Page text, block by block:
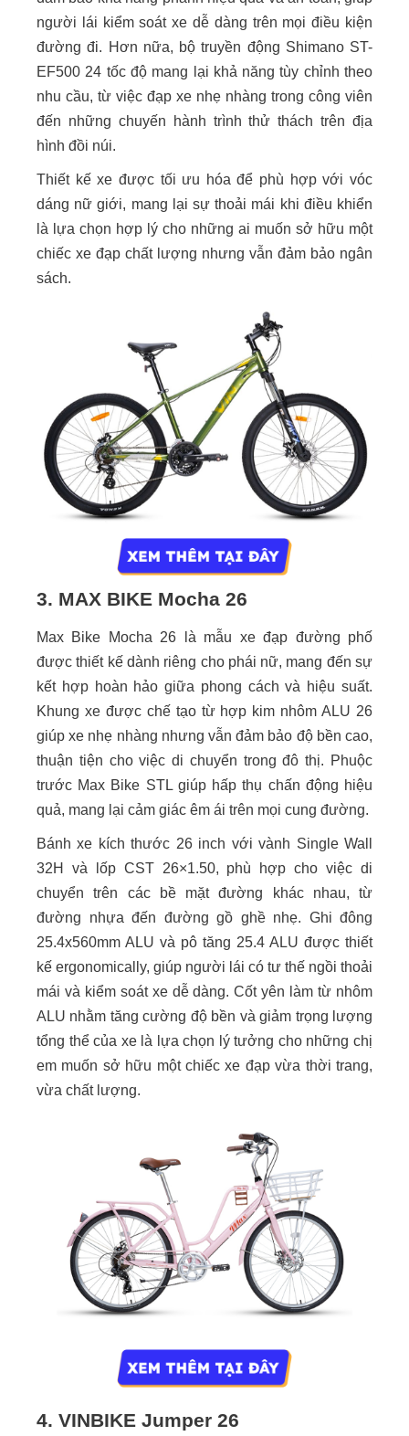
người lái kiểm soát xe dễ dàng trên mọi điều kiện
đường đi. Hơn nữa, bộ truyền động Shimano ST-
EF500 24 tốc độ mang lại khả năng tùy chỉnh theo
nhu cầu, từ việc đạp xe nhẹ nhàng trong công viên
đến những chuyến hành trình thử thách trên địa
hình đồi núi.
Thiết kế xe được tối ưu hóa để phù hợp với vóc
dáng nữ giới, mang lại sự thoải mái khi điều khiển
là lựa chọn hợp lý cho những ai muốn sở hữu một
chiếc xe đạp chất lượng nhưng vẫn đảm bảo ngân
sách.
3. MAX BIKE Mocha 26
Max Bike Mocha 26 là mẫu xe đạp đường phố
được thiết kế dành riêng cho phái nữ, mang đến sự
kết hợp hoàn hảo giữa phong cách và hiệu suất.
Khung xe được chế tạo từ hợp kim nhôm ALU 26
giúp xe nhẹ nhàng nhưng vẫn đảm bảo độ bền cao,
thuận tiện cho việc di chuyển trong đô thị. Phuộc
trước Max Bike STL giúp hấp thụ chấn động hiệu
quả, mang lại cảm giác êm ái trên mọi cung đường.
Bánh xe kích thước 26 inch với vành Single Wall
32H và lốp CST 26×1.50, phù hợp cho việc di
chuyển trên các bề mặt đường khác nhau, từ
đường nhựa đến đường gồ ghề nhẹ. Ghi đông
25.4x560mm ALU và pô tăng 25.4 ALU được thiết
kế ergonomically, giúp người lái có tư thế ngồi thoải
mái và kiểm soát xe dễ dàng. Cốt yên làm từ nhôm
ALU nhằm tăng cường độ bền và giảm trọng lượng
tổng thể của xelà lựa chọn lý tưởng cho những chị
em muốn sở hữu một chiếc xe đạp vừa thời trang,
vừa chất lượng.
4. VINBIKE Jumper 26